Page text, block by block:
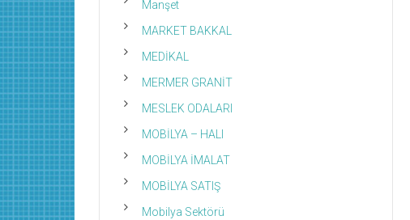
Manşet
MARKET BAKKAL
MEDİKAL
MERMER GRANİT
MESLEK ODALARI
MOBİLYA – HALI
MOBİLYA İMALAT
MOBİLYA SATIŞ
Mobilya Sektörü